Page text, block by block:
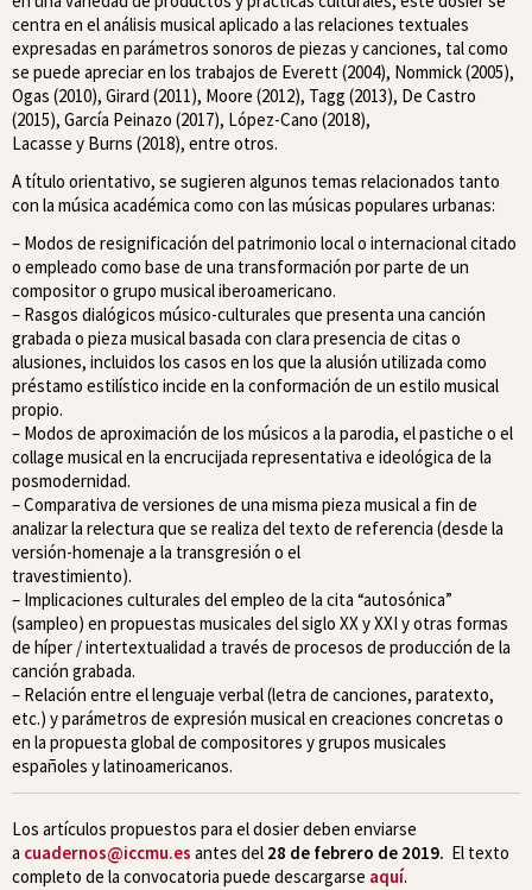
centra en el análisis musical aplicado a las relaciones textuales
expresadas en parámetros sonoros de piezas y canciones, tal como
se puede apreciar en los trabajos de Everett (2004), Nommick (2005),
Ogas (2010), Girard (2011), Moore (2012), Tagg (2013), De Castro
(2015), García Peinazo (2017), López-Cano (2018),
Lacasse y Burns (2018), entre otros.
A título orientativo, se sugieren algunos temas relacionados tanto
con la música académica como con las músicas populares urbanas:
– Modos de resignificación del patrimonio local o internacional citado
o empleado como base de una transformación por parte de un
compositor o grupo musical iberoamericano.
– Rasgos dialógicos músico-culturales que presenta una canción
grabada o pieza musical basada con clara presencia de citas o
alusiones, incluidos los casos en los que la alusión utilizada como
préstamo estilístico incide en la conformación de un estilo musical
propio.
– Modos de aproximación de los músicos a la parodia, el pastiche o el
collage musical en la encrucijada representativa e ideológica de la
posmodernidad.
– Comparativa de versiones de una misma pieza musical a fin de
analizar la relectura que se realiza del texto de referencia (desde la
versión-homenaje a la transgresión o el
travestimiento).
– Implicaciones culturales del empleo de la cita “autosónica”
(sampleo) en propuestas musicales del siglo XX y XXI y otras formas
de híper / intertextualidad a través de procesos de producción de la
canción grabada.
– Relación entre el lenguaje verbal (letra de canciones, paratexto,
etc.) y parámetros de expresión musical en creaciones concretas o
en la propuesta global de compositores y grupos musicales
españoles y latinoamericanos.
Los artículos propuestos para el dosier deben enviarse
a cuadernos@iccmu.es antes del 28 de febrero de 2019. El texto
completo de la convocatoria puede descargarse aquí.